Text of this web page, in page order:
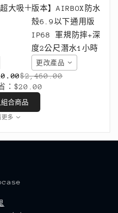
更改產品
$2,460.00
： $20.00
合商品
更多